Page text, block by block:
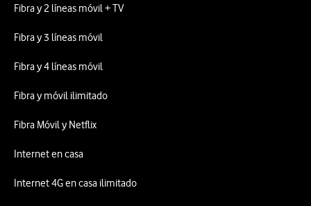
Fibra y 2 líneas móvil + TV
Fibra y 3 líneas móvil
Fibra y 4 líneas móvil
Fibra y móvil ilimitado
Fibra Móvil y Netflix
Internet en casa
Internet 4G en casa ilimitado